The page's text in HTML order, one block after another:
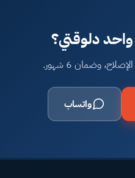
دلوقتي؟
وضمان 6 شهور.
واتساب